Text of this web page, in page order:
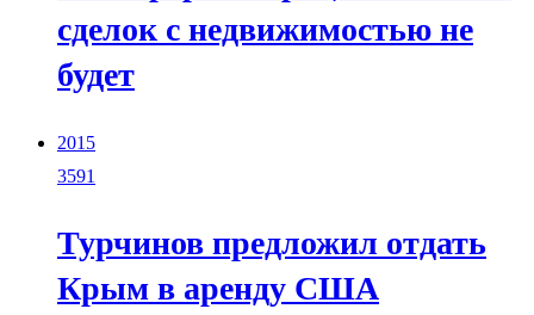
сделок с недвижимостью не
будет
2015
3591
Турчинов предложил отдать
Крым в аренду США